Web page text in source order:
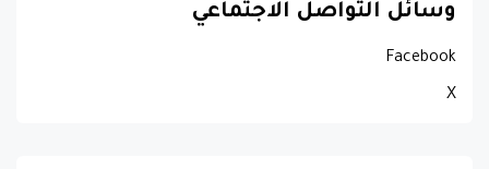
وسائل التواصل الاجتماعي
Facebook
X